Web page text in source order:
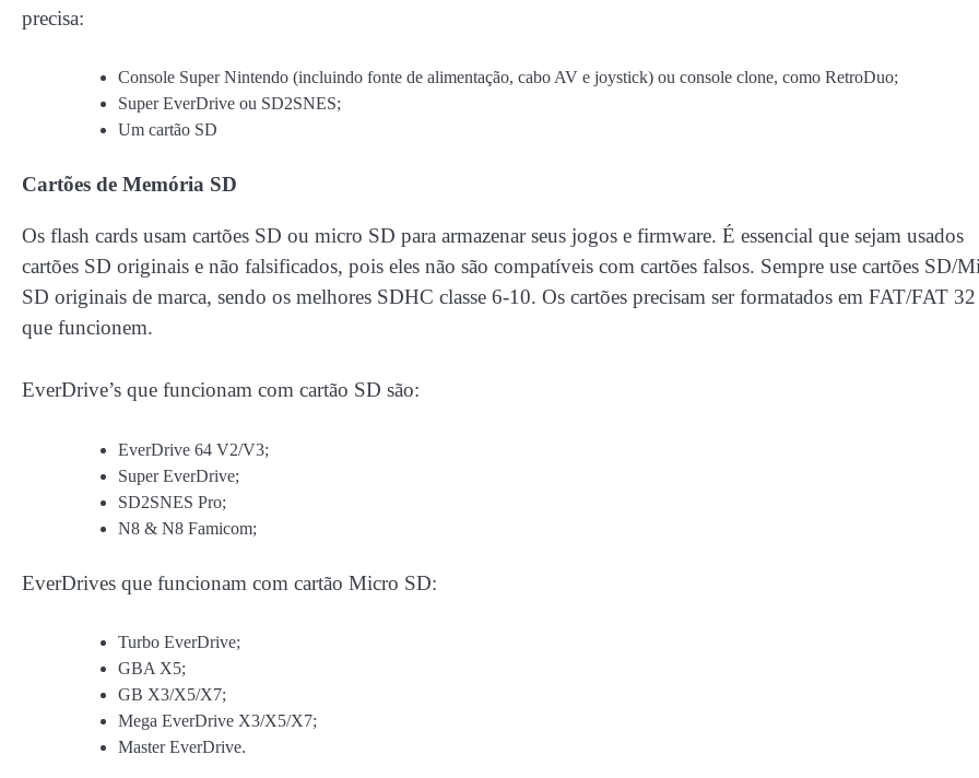
precisa:
Console Super Nintendo (incluindo fonte de alimentação, cabo AV e joystick) ou console clone, como RetroDuo;
Super EverDrive ou SD2SNES;
Um cartão SD
Cartões de Memória SD
Os flash cards usam cartões SD ou micro SD para armazenar seus jogos e firmware. É essencial que sejam usados
cartões SD originais e não falsificados, pois eles não são compatíveis com cartões falsos. Sempre use cartões SD/
SD originais de marca, sendo os melhores SDHC classe 6-10. Os cartões precisam ser formatados em FAT/FAT 32
que funcionem.
EverDrive’s que funcionam com cartão SD são:
EverDrive 64 V2/V3;
Super EverDrive;
SD2SNES Pro;
N8 & N8 Famicom;
EverDrives que funcionam com cartão Micro SD:
Turbo EverDrive;
GBA X5;
GB X3/X5/X7;
Mega EverDrive X3/X5/X7;
Master EverDrive.